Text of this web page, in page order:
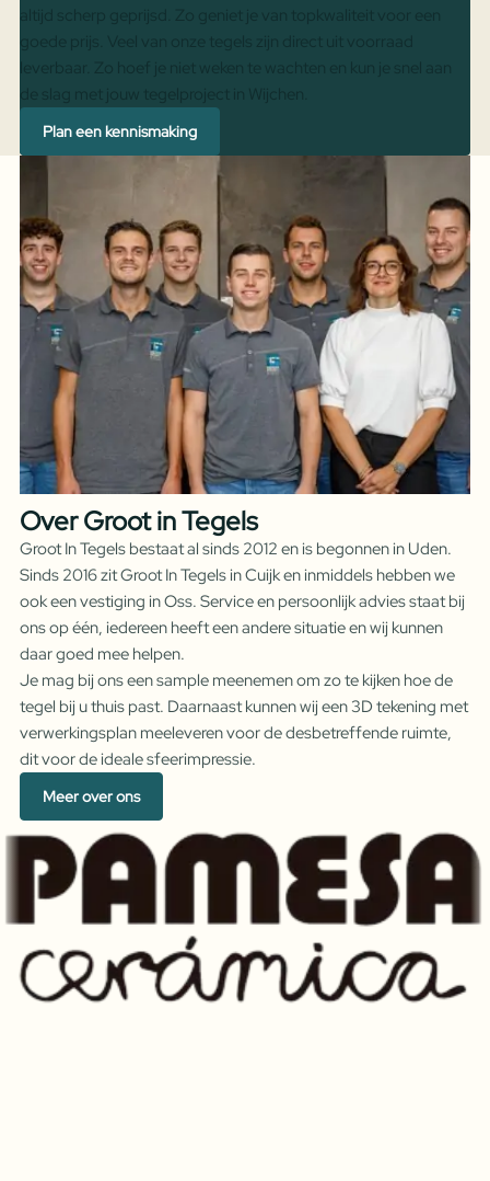
Plan een kennismaking
Over Groot in Tegels
Groot In Tegels bestaat al sinds 2012 en is begonnen in Uden.
Sinds 2016 zit Groot In Tegels in Cuijk en inmiddels hebben we
ook een vestiging in Oss. Service en persoonlijk advies staat bij
ons op één, iedereen heeft een andere situatie en wij kunnen
daar goed mee helpen.
Je mag bij ons een sample meenemen om zo te kijken hoe de
tegel bij u thuis past. Daarnaast kunnen wij een 3D tekening met
verwerkingsplan meeleveren voor de desbetreffende ruimte,
dit voor de ideale sfeerimpressie.
Meer over ons